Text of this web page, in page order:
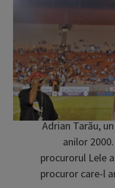
Adrian Tarău,
anilor
procurorul Lele
procuror care-l